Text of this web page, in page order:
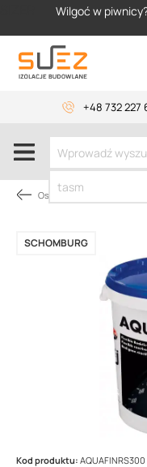
Wilgoć w
+48 732 227
Osuszanie budynków
SCHOMBURG
Kod produktu: AQUAFINRS300